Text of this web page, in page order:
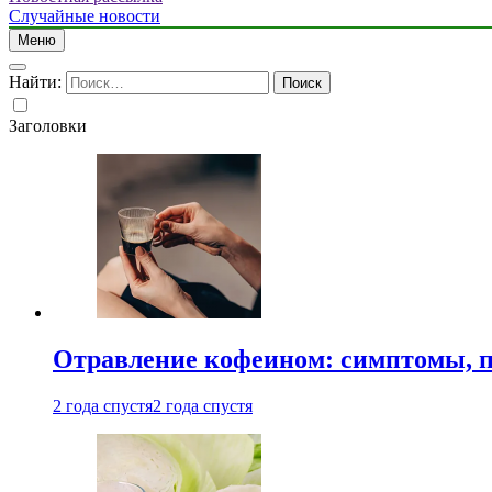
Случайные новости
Меню
Найти:
Заголовки
Отравление кофеином: симптомы,
2 года спустя2 года спустя